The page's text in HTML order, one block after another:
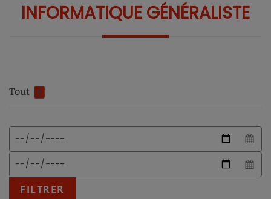
INFORMATIQUE GÉNÉRALISTE
Tout 0
Date
début
Date
Format
date
attendu
:
JJ/MM/AAAA
FILTRER